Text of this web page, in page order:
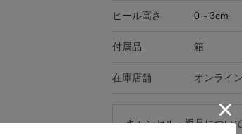
ヒール高さ 0～3cm
付属品 箱
在庫店舗 オンライ
キャンセル・返品について